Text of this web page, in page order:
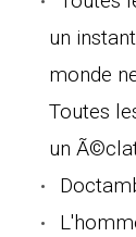
un
monde
Toutes
un